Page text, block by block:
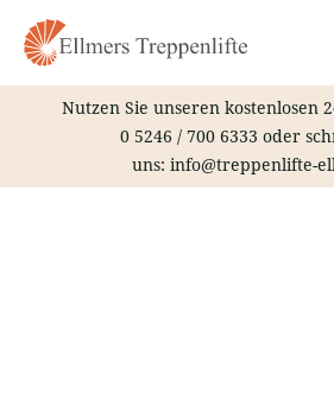
Inhalt
springen
Nutzen Sie unseren kostenlosen
0 5246 / 700 6333 oder
uns: info@treppenlifte-